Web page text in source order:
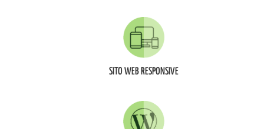
SITO WEB RESPONSIVE